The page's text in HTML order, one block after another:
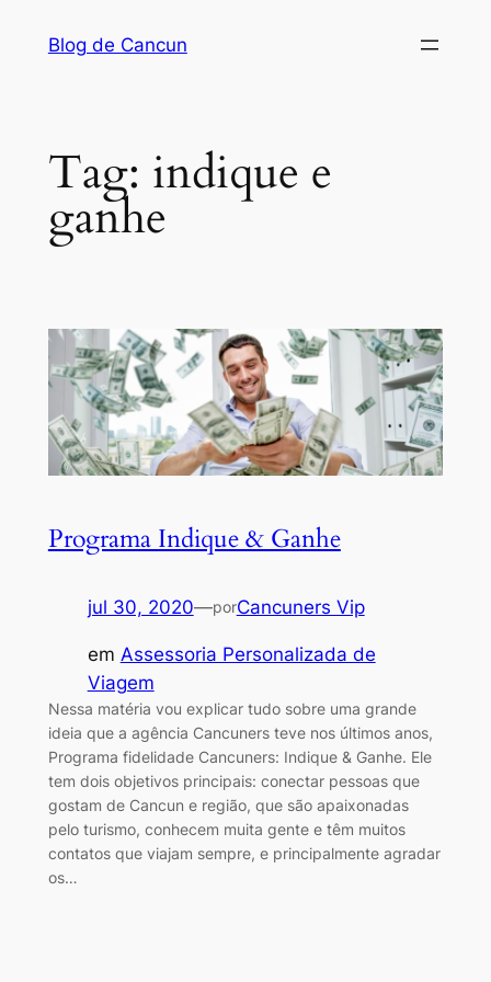
Blog de Cancun
Tag: indique e
ganhe
Programa Indique & Ganhe
jul 30, 2020—porCancuners Vip
em Assessoria Personalizada de
Viagem
Nessa matéria vou explicar tudo sobre uma grande
ideia que a agência Cancuners teve nos últimos anos,
Programa fidelidade Cancuners: Indique & Ganhe. Ele
tem dois objetivos principais: conectar pessoas que
gostam de Cancun e região, que são apaixonadas
pelo turismo, conhecem muita gente e têm muitos
contatos que viajam sempre, e principalmente agradar
os…